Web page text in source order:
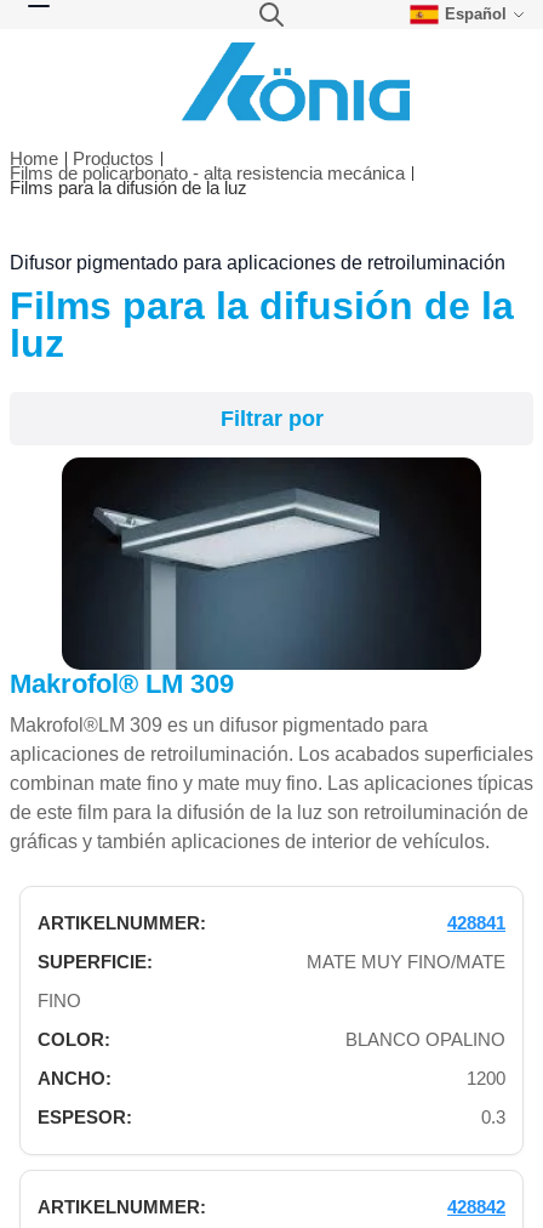
Español
Home Productos
Films de policarbonato - alta resistencia mecánica
Films para la difusión de la luz
Filtrar por
Difusor pigmentado para aplicaciones de retroiluminación
Films para la difusión de la
luz
Filtrar por
Makrofol® LM 309
Makrofol®LM 309 es un difusor pigmentado para
aplicaciones de retroiluminación. Los acabados superficiales
combinan mate fino y mate muy fino. Las aplicaciones típicas
de este film para la difusión de la luz son retroiluminación de
gráficas y también aplicaciones de interior de vehículos.
428841
MATE MUY FINO/MATE
FINO
BLANCO OPALINO
1200
0.3
428842